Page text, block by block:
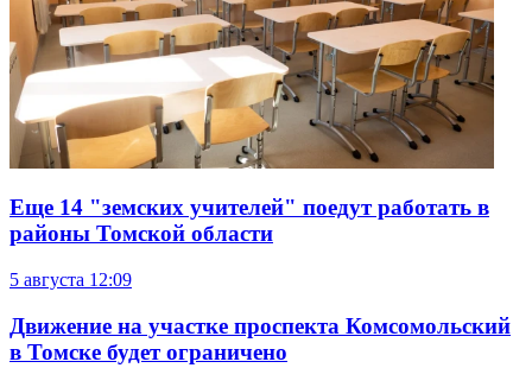
Еще 14 "земских учителей" поедут работать в
районы Томской области
5 августа 12:09
Движение на участке проспекта Комсомольский
в Томске будет ограничено